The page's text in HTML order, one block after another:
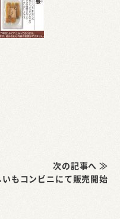
次の記事へ ≫
もコンビニにて販売開始